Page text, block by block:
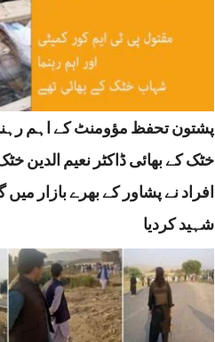
پشتون تحفظ مؤومنٹ کے اہم
خٹک کے بھائی ڈاکٹر نعیم الدین
افراد نے پشاور کے بھرے بازار
شہید کردیا